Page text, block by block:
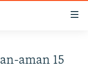
aman 15